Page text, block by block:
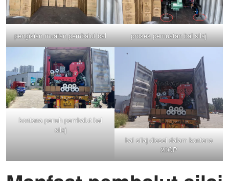
pengisian muatan pembalut bal proses pemuatan bal silaj
kontena penuh pembalut bal
silaj
bal silaj diesel dalam kontena
20GP